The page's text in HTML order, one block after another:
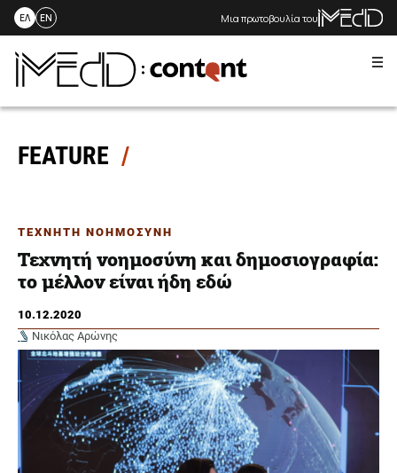
Skip
content
ΕΛ EN Μια πρωτοβουλία του
FEATURE
ΤΕΧΝΗΤΗ ΝΟΗΜΟΣΥΝΗ
Τεχνητή νοημοσύνη και δημοσιογραφία:
το μέλλον είναι ήδη εδώ
10.12.2020
Νικόλας Αρώνης